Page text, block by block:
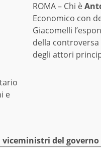
e
ROMA – Chi è
Economico con
Giacomelli
della
degli attori
del governo